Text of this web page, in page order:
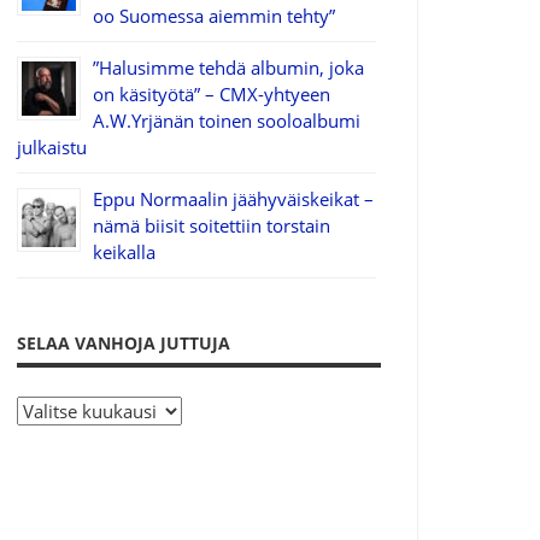
oo Suomessa aiemmin tehty”
”Halusimme tehdä albumin, joka
on käsityötä” – CMX-yhtyeen
A.W.Yrjänän toinen sooloalbumi
julkaistu
Eppu Normaalin jäähyväiskeikat –
nämä biisit soitettiin torstain
keikalla
SELAA VANHOJA JUTTUJA
S